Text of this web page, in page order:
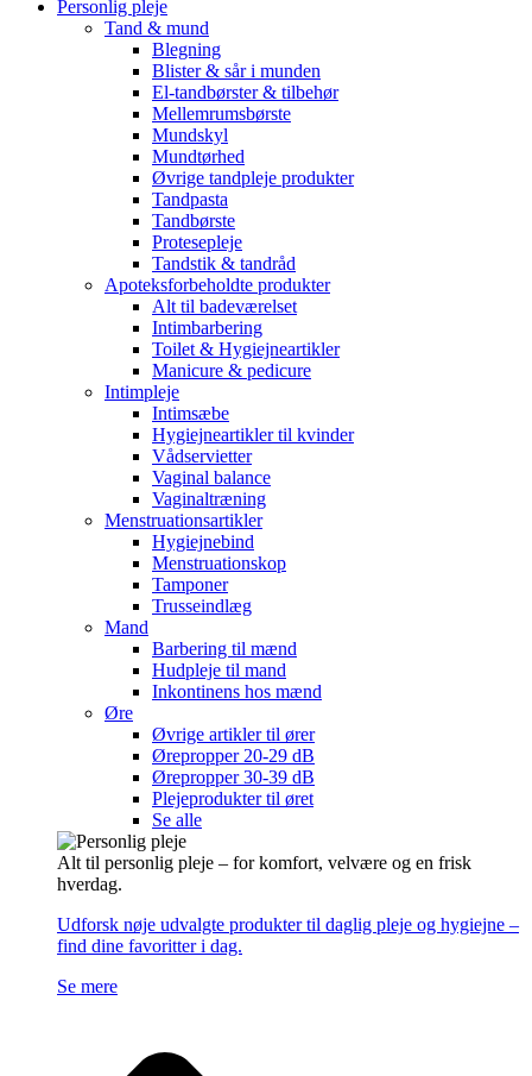
Personlig pleje
Tand & mund
Blegning
Blister & sår i munden
El-tandbørster & tilbehør
Mellemrumsbørste
Mundskyl
Mundtørhed
Øvrige tandpleje produkter
Tandpasta
Tandbørste
Protesepleje
Tandstik & tandråd
Apoteksforbeholdte produkter
Alt til badeværelset
Intimbarbering
Toilet & Hygiejneartikler
Manicure & pedicure
Intimpleje
Intimsæbe
Hygiejneartikler til kvinder
Vådservietter
Vaginal balance
Vaginaltræning
Menstruationsartikler
Hygiejnebind
Menstruationskop
Tamponer
Trusseindlæg
Mand
Barbering til mænd
Hudpleje til mand
Inkontinens hos mænd
Øre
Øvrige artikler til ører
Ørepropper 20-29 dB
Ørepropper 30-39 dB
Plejeprodukter til øret
Se alle
Alt til personlig pleje – for komfort, velvære og en frisk
hverdag.
Udforsk nøje udvalgte produkter til daglig pleje og hygiejne –
find dine favoritter i dag.
Se mere